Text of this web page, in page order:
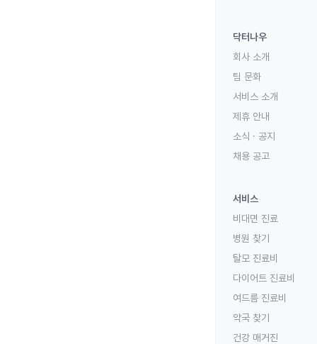
닥터나우
회사 소개
팀 문화
서비스 소개
제휴 안내
소식 · 공지
채용 공고
서비스
비대면 진료
병원 찾기
탈모 진료비
다이어트 진료비
여드름 진료비
약국 찾기
건강 매거진